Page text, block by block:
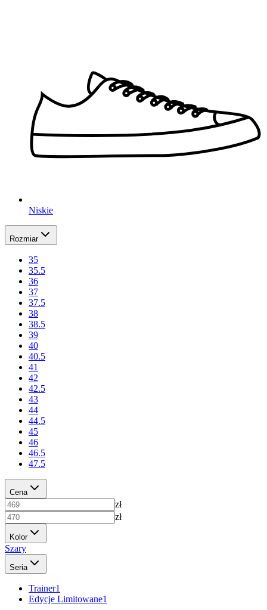
Niskie
Rozmiar
35
35.5
36
37
37.5
38
38.5
39
40
40.5
41
42
42.5
43
44
44.5
45
46
46.5
47.5
Cena
zł
zł
Kolor
Szary
Seria
Trainer1
Edycje Limitowane1